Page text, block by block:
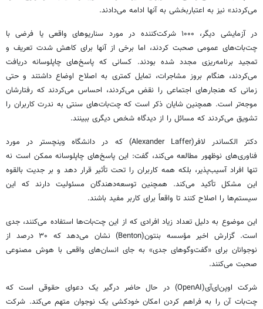
می‌کردند» نیز به اعتباربخشی به آنها ادامه می‌دادند.
در آزمایشی دیگر، ۱۰۰۰ شرکت‌کننده در مورد سناریوهای واقعی یا فرضی با
چت‌بات‌های عمومی صحبت کردند، اما برخی از آنها برای کاهش شدت تعریف و
تمجید برنامه‌ریزی مجدد شده بودند. کسانی که پاسخ‌های چاپلوسانه دریافت
می‌کردند، هنگام بروز مشاجرات، تمایل کمتری به اصلاح اوضاع داشتند و حتی
زمانی که هنجارهای اجتماعی را نقض می‌کردند، احساس می‌کردند که رفتارشان
موجه‌تر است. همچنین شایان ذکر است که چت‌بات‌های سنتی به ندرت کاربران را
تشویق می‌کردند که مسائل را از دیدگاه شخص دیگری ببینند.
دکتر الکساندر لافر(Alexander Laffer) که در دانشگاه وینچستر در مورد
فناوری‌های نوظهور مطالعه می‌کند، گفت: این پاسخ‌های چاپلوسانه ممکن است نه
تنها افراد آسیب‌پذیر، بلکه همه کاربران را تحت تأثیر قرار دهد و بر جدیت بالقوه
این مشکل تأکید می‌کند. همچنین توسعه‌دهندگان مسئولیت دارند که این
سیستم‌ها را اصلاح کنند تا واقعاً برای کاربر مفید باشند.
این موضوع به دلیل تعداد زیاد افرادی که از این چت‌بات‌ها استفاده می‌کنند، جدی
است. گزارش اخیر مؤسسه بنتون(Benton) نشان می‌دهد که ۳۰ درصد از
نوجوانان برای «گفت‌وگوهای جدی» به جای انسان‌های واقعی با هوش مصنوعی
صحبت می‌کنند.
شرکت اوپن‌ای‌آی(OpenAI) در حال حاضر درگیر یک دعوای حقوقی است که
چت‌بات آن را به فراهم کردن امکان خودکشی یک نوجوان متهم می‌کند. شرکت